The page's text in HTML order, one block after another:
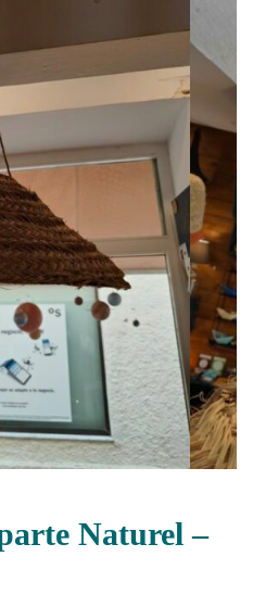
Naturel –